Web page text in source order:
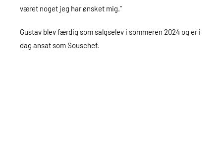
været noget jeg har ønsket mig.”
Gustav blev færdig som salgselev i sommeren 2024 og er i
dag ansat som Souschef.